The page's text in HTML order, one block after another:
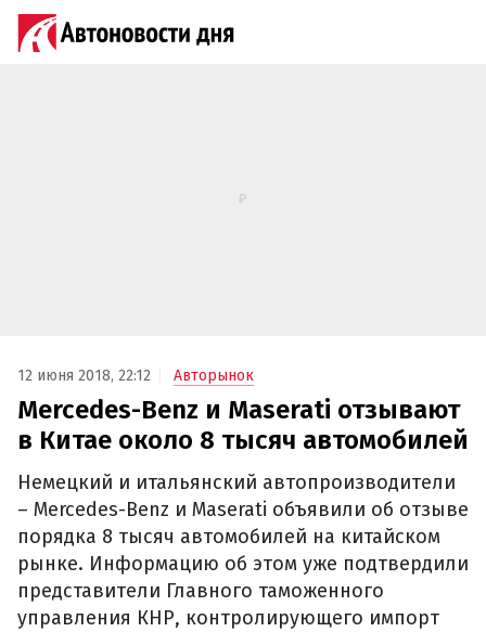
12 июня 2018, 22:12 Авторынок
Mercedes-Benz и Maserati отзывают
в Китае около 8 тысяч автомобилей
Немецкий и итальянский автопроизводители
– Mercedes-Benz и Maserati объявили об отзыве
порядка 8 тысяч автомобилей на китайском
рынке. Информацию об этом уже подтвердили
представители Главного таможенного
управления КНР, контролирующего импорт